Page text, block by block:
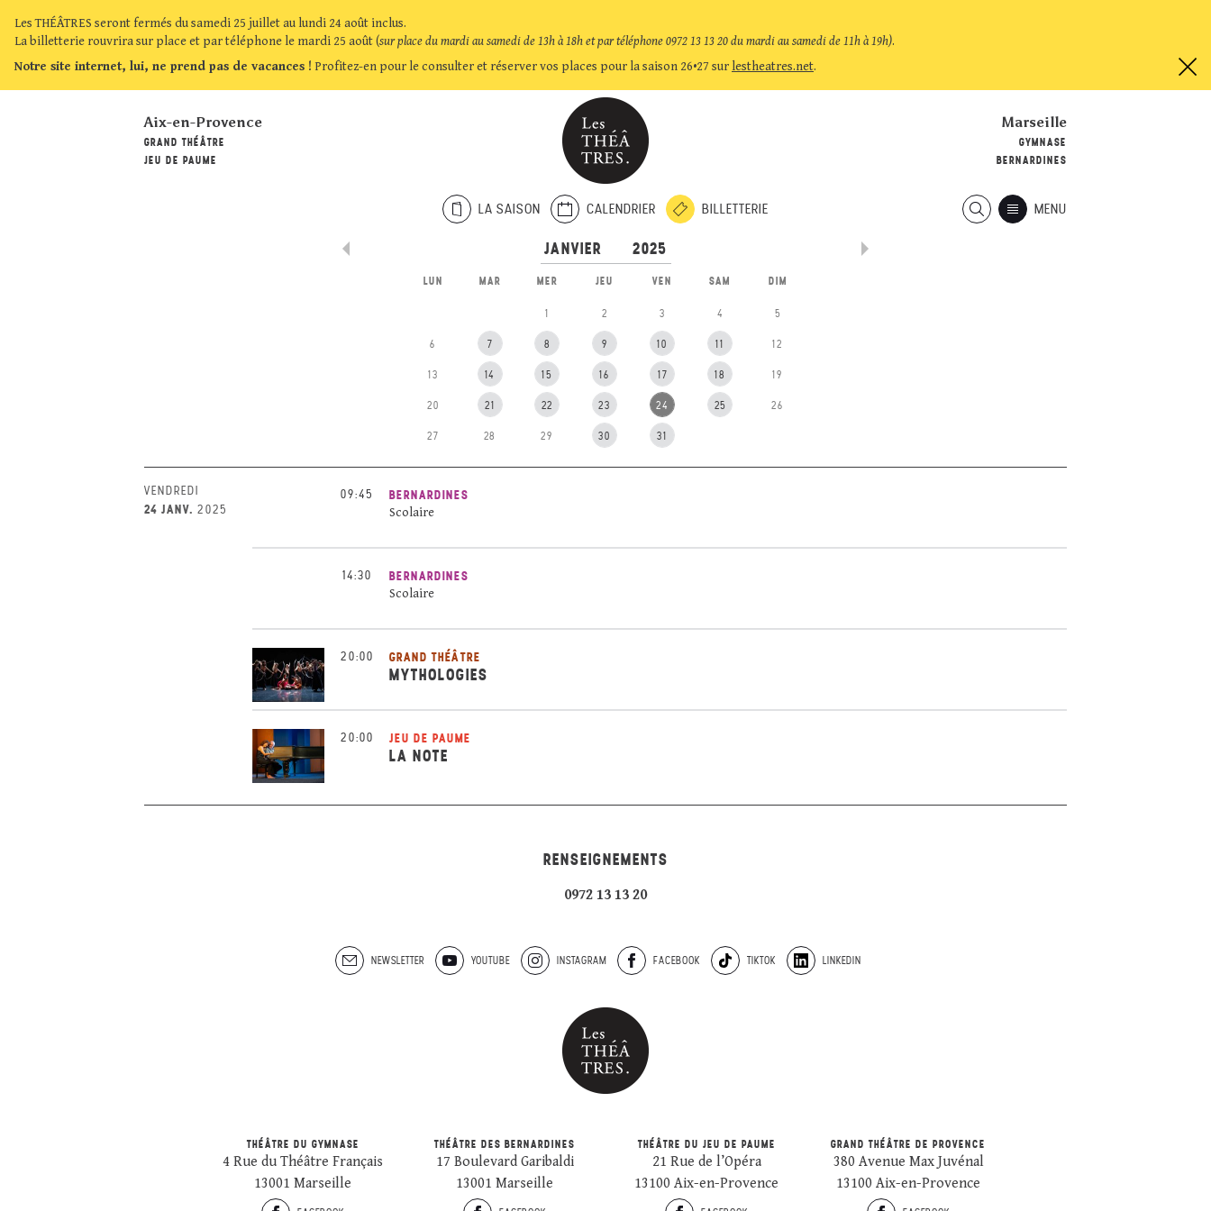
Les THÉÂTRES seront fermés du samedi 25 juillet au lundi 24 août inclus.
La billetterie rouvrira sur place et par téléphone le mardi 25 août (sur place du mardi au samedi de 13h à 18h et par téléphone 0972 13 13 20 du mardi au samedi de 11h à 19h).
Notre site internet, lui, ne prend pas de vacances ! Profitez-en pour le consulter et réserver vos places pour la saison 26•27 sur lestheatres.net.
Marseille
GYMNASE
BERNARDINES
Aix-en-Provence
GRAND THÉÂTRE
JEU DE PAUME
LA SAISON CALENDRIER BILLETTERIE MENU
LUN MAR MER JEU VEN SAM DIM
1 2 3 4 5
6 7 8 9 10 11 12
13 14 15 16 17 18 19
20 21 22 23 24 25 26
27 28 29 30 31
VENDREDI
24 JANV. 2025
09:45 BERNARDINES
Scolaire
14:30 BERNARDINES
Scolaire
20:00 GRAND THÉÂTRE
MYTHOLOGIES
20:00 JEU DE PAUME
LA NOTE
RENSEIGNEMENTS
0972 13 13 20
NEWSLETTER YOUTUBE INSTAGRAM FACEBOOK TIKTOK LINKEDIN
THÉÂTRE DU GYMNASE
4 Rue du Théâtre Français
13001 Marseille
THÉÂTRE DES BERNARDINES
17 Boulevard Garibaldi
13001 Marseille
THÉÂTRE DU JEU DE PAUME
21 Rue de l’Opéra
13100 Aix-en-Provence
GRAND THÉÂTRE DE PROVENCE
380 Avenue Max Juvénal
13100 Aix-en-Provence